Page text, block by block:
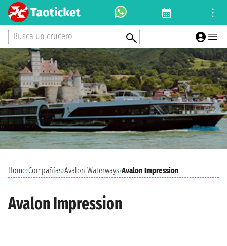
Busca un crucero
Home›Compañías›Avalon Waterways›Avalon Impression
Avalon Impression